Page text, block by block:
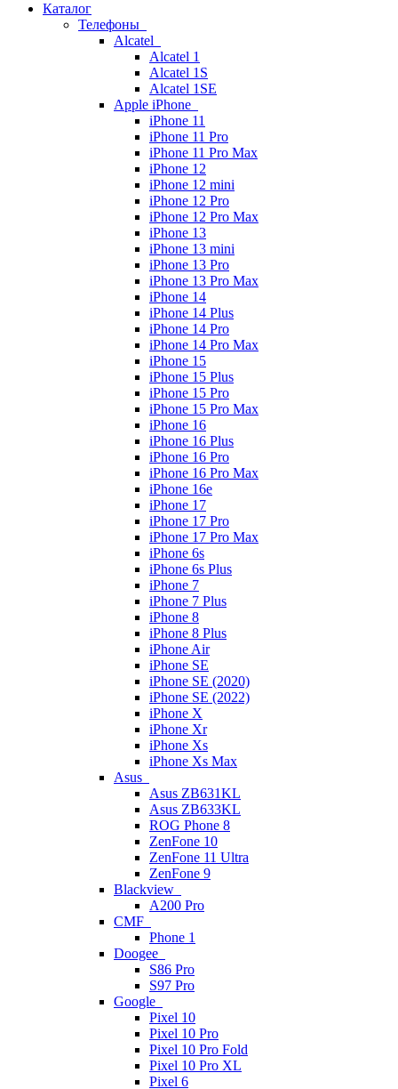
Каталог
Телефоны
Alcatel
Alcatel 1
Alcatel 1S
Alcatel 1SE
Apple iPhone
iPhone 11
iPhone 11 Pro
iPhone 11 Pro Max
iPhone 12
iPhone 12 mini
iPhone 12 Pro
iPhone 12 Pro Max
iPhone 13
iPhone 13 mini
iPhone 13 Pro
iPhone 13 Pro Max
iPhone 14
iPhone 14 Plus
iPhone 14 Pro
iPhone 14 Pro Max
iPhone 15
iPhone 15 Plus
iPhone 15 Pro
iPhone 15 Pro Max
iPhone 16
iPhone 16 Plus
iPhone 16 Pro
iPhone 16 Pro Max
iPhone 16e
iPhone 17
iPhone 17 Pro
iPhone 17 Pro Max
iPhone 6s
iPhone 6s Plus
iPhone 7
iPhone 7 Plus
iPhone 8
iPhone 8 Plus
iPhone Air
iPhone SE
iPhone SE (2020)
iPhone SE (2022)
iPhone X
iPhone Xr
iPhone Xs
iPhone Xs Max
Asus
Asus ZB631KL
Asus ZB633KL
ROG Phone 8
ZenFone 10
ZenFone 11 Ultra
ZenFone 9
Blackview
A200 Pro
CMF
Phone 1
Doogee
S86 Pro
S97 Pro
Google
Pixel 10
Pixel 10 Pro
Pixel 10 Pro Fold
Pixel 10 Pro XL
Pixel 6